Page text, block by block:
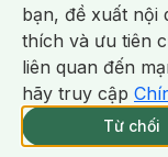
NowFree
119/337 CN CÒN
Dụng Cụ / Phụ Kiện Chăm
Bông Tẩy Trang
Khăn Lau
Dụng Cụ Chăm Sóc Khác
bạn, đề xuất nội
thích và ưu tiên
liên quan đến
hãy truy cập
Từ chối